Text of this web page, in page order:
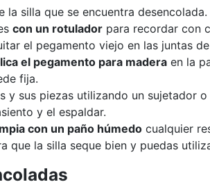
la silla que se encuentra desencolada.
con un rotulador para recordar con
el pegamento viejo en las juntas
el pegamento para madera en la
fija.
y sus piezas utilizando un sujetador
y el espaldar.
con un paño húmedo cualquier
que la silla seque bien y puedas